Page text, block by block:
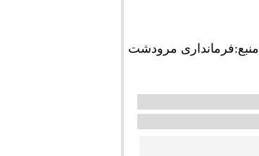
منبع:فرمانداری مرودشت